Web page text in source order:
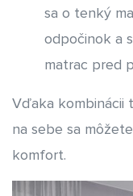
sa o tenký
odpočinok a
matrac pred
Vďaka kombinácii
na sebe sa
komfort.